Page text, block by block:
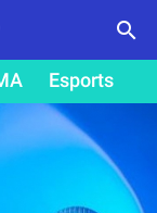
search
Esports